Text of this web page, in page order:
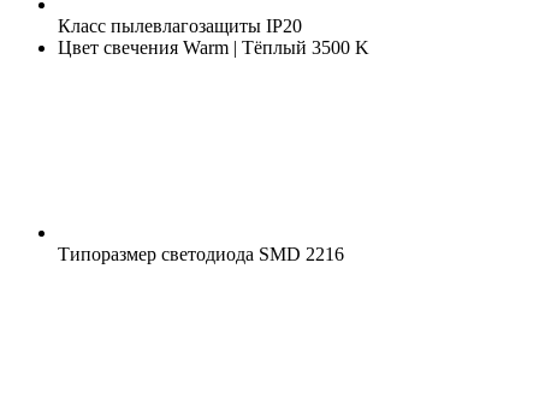
Класс пылевлагозащиты IP20
Цвет свечения Warm | Тёплый 3500 K
Типоразмер светодиода SMD 2216